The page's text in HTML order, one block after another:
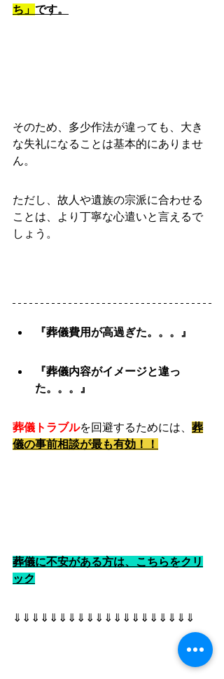
ち」 です。
そのため、多少作法が違っても、大き
な失礼になることは基本的にありませ
ん。
ただし、故人や遺族の宗派に合わせる
ことは、より丁寧な心遣いと言えるで
しょう。
『葬儀費用が高過ぎた。。。』
『葬儀内容がイメージと違っ
た。。。』
葬儀トラブルを回避するためには、 葬
儀の事前相談が最も有効！！
葬儀に不安がある方は、こちらをクリ
ック
⇓⇓⇓⇓⇓⇓⇓⇓⇓⇓⇓⇓⇓⇓⇓⇓⇓⇓⇓⇓